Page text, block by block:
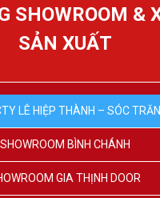
SHOWROOM &
SẢN XUẤT
LÊ HIỆP THÀNH – SÓC
SHOWROOM BÌNH CHÁNH
GIA THỊNH DOOR